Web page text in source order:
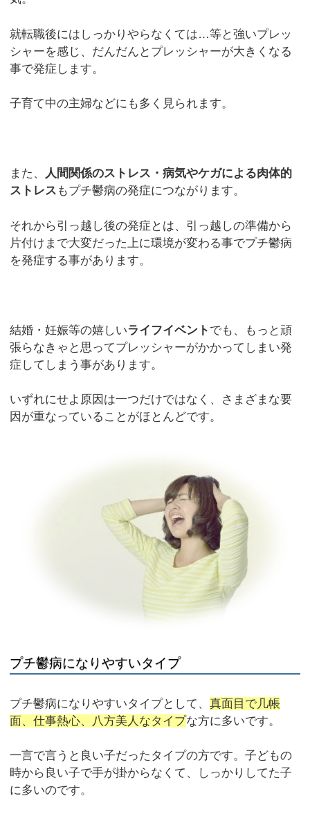
就転職後にはしっかりやらなくては…等と強いプレッ
シャーを感じ、だんだんとプレッシャーが大きくなる
事で発症します。
子育て中の主婦などにも多く見られます。
また、 人間関係のストレス・病気やケガによる肉体的
ストレス もプチ鬱病の発症につながります。
それから引っ越し後の発症とは、引っ越しの準備から
片付けまで大変だった上に環境が変わる事でプチ鬱病
を発症する事があります。
結婚・妊娠等の嬉しいライフイベント でも、もっと頑
張らなきゃと思ってプレッシャーがかかってしまい発
症してしまう事があります。
いずれにせよ原因は一つだけではなく、さまざまな要
因が重なっていることがほとんどです。
プチ鬱病になりやすいタイプ
プチ鬱病になりやすいタイプとして、真面目で几帳
面、仕事熱心、八方美人なタイプな方に多いです。
一言で言うと良い子だったタイプの方です。子どもの
時から良い子で手が掛からなくて、しっかりしてた子
に多いのです。